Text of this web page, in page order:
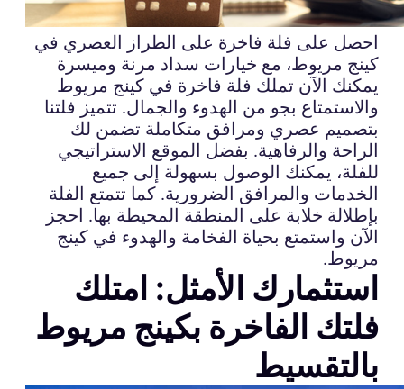
احصل على فلة فاخرة على الطراز العصري في
كينج مريوط، مع خيارات سداد مرنة وميسرة
يمكنك الآن تملك فلة فاخرة في كينج مريوط
والاستمتاع بجو من الهدوء والجمال. تتميز فلتنا
بتصميم عصري ومرافق متكاملة تضمن لك
الراحة والرفاهية. بفضل الموقع الاستراتيجي
للفلة، يمكنك الوصول بسهولة إلى جميع
الخدمات والمرافق الضرورية. كما تتمتع الفلة
بإطلالة خلابة على المنطقة المحيطة بها. احجز
الآن واستمتع بحياة الفخامة والهدوء في كينج
مريوط.
استثمارك الأمثل: امتلك
فلتك الفاخرة بكينج مريوط
بالتقسيط